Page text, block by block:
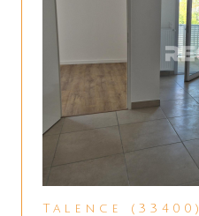
Talence (33400)